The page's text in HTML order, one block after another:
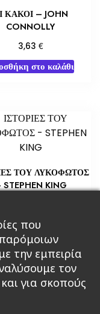
ΚΑΚΟΙ – JOHN
CONNOLLY
3,63 €
στο καλάθι
ΤΟΥ ΛΥΚΟΦΩΤΟΣ
STEPHEN KING
περισσότερα
που
την εμπειρία
τον
για σκοπούς